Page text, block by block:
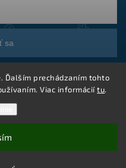
Ďalším prechádzaním tohto
Viac informáciítu.
sa